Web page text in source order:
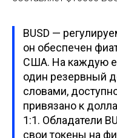
BUSD —
он обеспечен
США. На каждую
один резервный
словами,
привязано к
1:1. Обладатели
свои токены на